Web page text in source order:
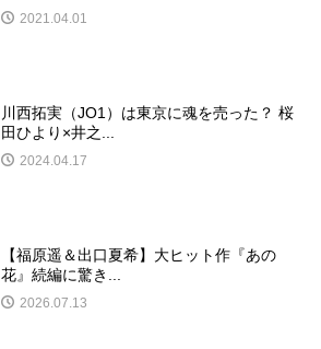
2021.04.01
川西拓実（JO1）は東京に魂を売った？ 桜
田ひより×井之...
2024.04.17
【福原遥＆出口夏希】大ヒット作『あの
花』続編に驚き...
2026.07.13